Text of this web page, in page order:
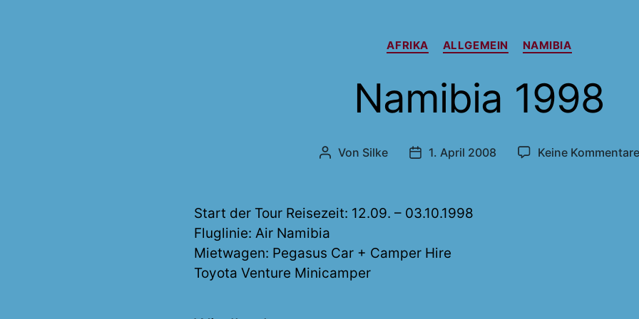
Kategorien
AFRIKA ALLGEMEIN NAMIBIA
Namibia 1998
Beitragsautor
Von Silke Veröffentlichungsdatum
1. April 2008 Keine Kommentare
Start der Tour Reisezeit: 12.09. – 03.10.1998
Fluglinie: Air Namibia
Mietwagen: Pegasus Car + Camper Hire
Toyota Venture Minicamper